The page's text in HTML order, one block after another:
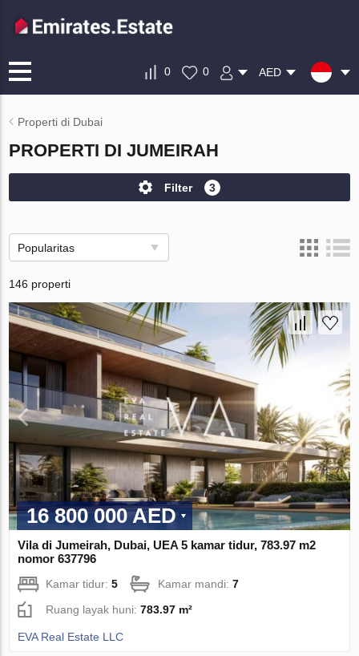
0 0 AED
Properti di Dubai
PROPERTI DI JUMEIRAH
Filter 3
Popularitas
146 properti
16 800 000 AED
Vila di Jumeirah, Dubai, UEA 5 kamar tidur, 783.97 m2
nomor 637796
Kamar tidur:5 Kamar mandi:7
Ruang layak huni:783.97 m²
EVA Real Estate LLC